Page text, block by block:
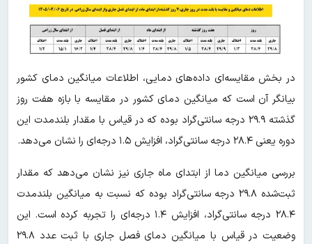
در بخش مقایسه‌ای داده‌های دمایی، اطلاعات میانگین دمای کشور
بیانگر آن است که میانگین دمای کشور در مقایسه با بازه هفت روز
گذشته ۲۹.۹ درجه سانتی‌گراد بوده که در قیاس با مقدار بلندمدت این
دوره یعنی ۲۸.۴ درجه سانتی‌گراد، افزایش ۱.۵ درجه‌ای را نشان می‌دهد.
بررسی میانگین دما از ابتدای ماه جاری نیز نشان می‌دهد که مقدار
ثبت‌شده ۲۹.۸ درجه سانتی‌گراد بوده که نسبت به میانگین بلندمدت
۲۸.۴ درجه سانتی‌گراد، افزایش ۱.۴ درجه‌ای را تجربه کرده است. این
وضعیت در قیاس با میانگین دمای فصل جاری با ثبت عدد ۲۹.۸